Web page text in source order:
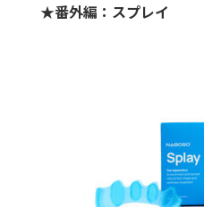
★番外編：スプレイ